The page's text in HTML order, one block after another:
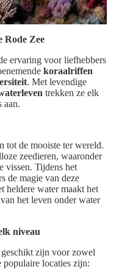
Rode Zee
ervaring voor liefhebbers
koraalriffen
. Met levendige
trekken ze elk
aan.
tot de mooiste ter wereld.
zeedieren, waaronder
vissen. Tijdens het
de magie van deze
heldere water maakt het
het leven onder water
niveau
zijn voor zowel
populaire locaties zijn: